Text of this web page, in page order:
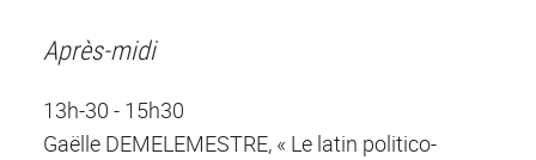
Après-midi
13h-30 - 15h30
Gaëlle DEMELEMESTRE, « Le latin politico-